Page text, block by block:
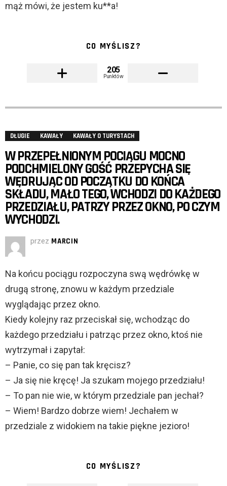
mąż mówi, że jestem ku**a!
CO MYŚLISZ?
205
Punktów
DŁUGIE KAWAŁY KAWAŁY O TURYSTACH
W PRZEPEŁNIONYM POCIĄGU MOCNO
PODCHMIELONY GOŚĆ PRZEPYCHA SIĘ
WĘDRUJĄC OD POCZĄTKU DO KOŃCA
SKŁADU, MAŁO TEGO, WCHODZI DO KAŻDEGO
PRZEDZIAŁU, PATRZY PRZEZ OKNO, PO CZYM
WYCHODZI.
przez MARCIN
Na końcu pociągu rozpoczyna swą wędrówkę w
drugą stronę, znowu w każdym przedziale
wyglądając przez okno.
Kiedy kolejny raz przeciskał się, wchodząc do
każdego przedziału i patrząc przez okno, ktoś nie
wytrzymał i zapytał:
– Panie, co się pan tak kręcisz?
– Ja się nie kręcę! Ja szukam mojego przedziału!
– To pan nie wie, w którym przedziale pan jechał?
– Wiem! Bardzo dobrze wiem! Jechałem w
przedziale z widokiem na takie piękne jezioro!
CO MYŚLISZ?